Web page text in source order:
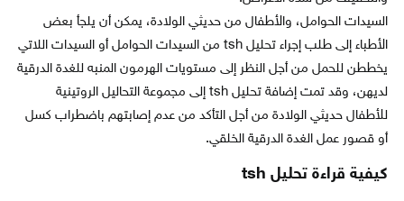
السيدات الحوامل، والأطفال من حديثي الولادة، يمكن أن يلجأ بعض
الأطباء إلى طلب إجراء تحليل tsh من السيدات الحوامل أو السيدات اللاتي
يخططن للحمل من أجل النظر إلى مستويات الهرمون المنبه للغدة الدرقية
لديهن، وقد تمت إضافة تحليل tsh إلى مجموعة التحاليل الروتينية
للأطفال حديثي الولادة من أجل التأكد من عدم إصابتهم باضطراب كسل
أو قصور عمل الغدة الدرقية الخلقي.
كيفية قراءة تحليلtsh